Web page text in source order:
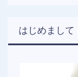
はじめまして